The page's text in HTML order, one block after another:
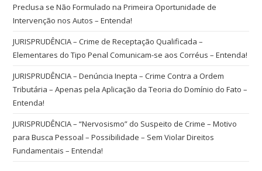
Preclusa se Não Formulado na Primeira Oportunidade de
Intervenção nos Autos – Entenda!
JURISPRUDÊNCIA – Crime de Receptação Qualificada –
Elementares do Tipo Penal Comunicam-se aos Corréus – Entenda!
JURISPRUDÊNCIA – Denúncia Inepta – Crime Contra a Ordem
Tributária – Apenas pela Aplicação da Teoria do Domínio do Fato –
Entenda!
JURISPRUDÊNCIA – “Nervosismo” do Suspeito de Crime – Motivo
para Busca Pessoal – Possibilidade – Sem Violar Direitos
Fundamentais – Entenda!